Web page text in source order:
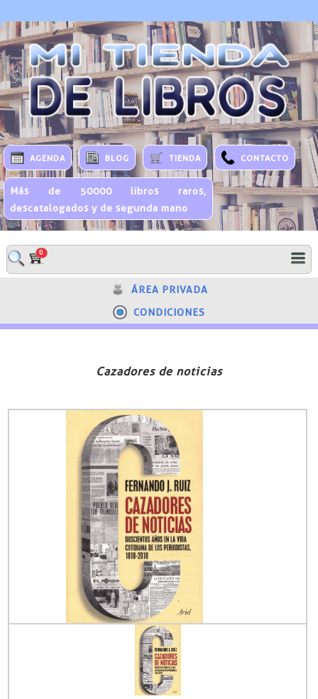
AGENDA BLOG TIENDA CONTACTO
Más de 50000 libros raros,
descatalogados y de segunda mano
0
ÁREA PRIVADA
CONDICIONES
Cazadores de noticias